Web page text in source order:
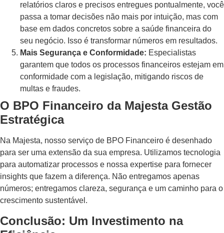
relatórios claros e precisos entregues pontualmente, você
passa a tomar decisões não mais por intuição, mas com
base em dados concretos sobre a saúde financeira do
seu negócio. Isso é transformar números em resultados.
Mais Segurança e Conformidade: Especialistas
garantem que todos os processos financeiros estejam em
conformidade com a legislação, mitigando riscos de
multas e fraudes.
O BPO Financeiro da Majesta Gestão
Estratégica
Na Majesta, nosso serviço de BPO Financeiro é desenhado
para ser uma extensão da sua empresa. Utilizamos tecnologia
para automatizar processos e nossa expertise para fornecer
insights que fazem a diferença. Não entregamos apenas
números; entregamos clareza, segurança e um caminho para o
crescimento sustentável.
Conclusão: Um Investimento na